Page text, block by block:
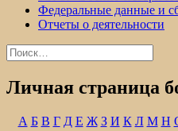
Федеральные данные и
Отчеты о деятельности
Найти:
Личная страница
А Б В Г Д Е Ж З И К Л М Н